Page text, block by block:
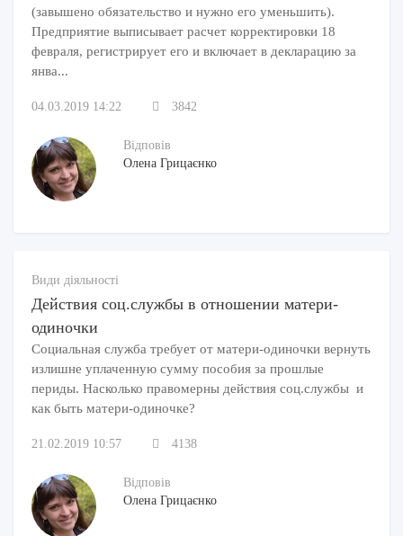
(завышено обязательство и нужно его уменьшить).
Предприятие выписывает расчет корректировки 18
февраля, регистрирует его и включает в декларацию за
янва...
04.03.2019 14:22 3842
Відповів
Олена Грицаєнко
Види діяльності
Действия соц.службы в отношении матери-
одиночки
Cоциальная служба требует от матери-одиночки вернуть
излишне уплаченную сумму пособия за прошлые
периды. Насколько правомерны действия соц.службы и
как быть матери-одиночке?
21.02.2019 10:57 4138
Відповів
Олена Грицаєнко